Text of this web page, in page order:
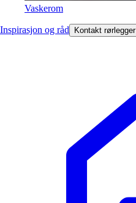
Vaskerom
Inspirasjon og råd Kontakt rørlegger